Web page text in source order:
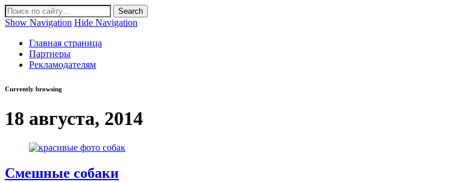
Show Navigation Hide Navigation
Главная страница
Партнеры
Рекламодателям
Currently browsing
18 августа, 2014
Смешные собаки